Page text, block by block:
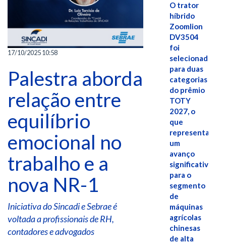
17/10/2025 10:58
Palestra aborda
relação entre
equilíbrio
emocional no
trabalho e a
nova NR-1
Iniciativa do Sincadi e Sebrae é
voltada a profissionais de RH,
contadores e advogados
O trator
híbrido
Zoomlion
DV3504
foi
selecionado
para duas
categorias
do prêmio
TOTY
2027, o
que
representa
um
avanço
significativo
para o
segmento
de
máquinas
agrícolas
chinesas
de alta